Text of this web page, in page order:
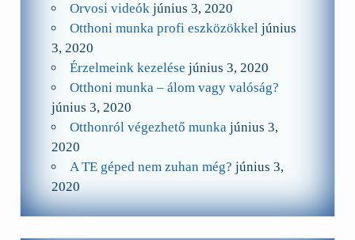
Orvosi videók június 3, 2020
Otthoni munka profi eszközökkel június
3, 2020
Érzelmeink kezelése június 3, 2020
Otthoni munka – álom vagy valóság?
június 3, 2020
Otthonról végezhető munka június 3,
2020
A TE géped nem zuhan még? június 3,
2020